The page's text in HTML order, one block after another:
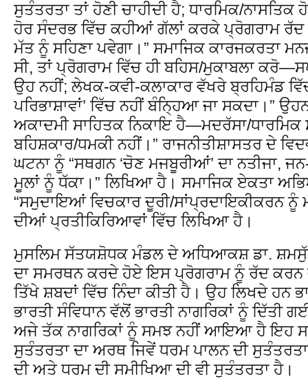
ਸੁਤੰਤਰਤਾ ਤਾਂ ਹੋਣੀ ਚਾਹੀਦੀ ਹੈ; ਧਾਰਮਿਕ/ਨਾਸਤਿਕ
ਹੋਰ ਸੰਦਰਭ ਵਿੱਚ ਕਹੀਆਂ ਗੱਲਾਂ ਕਰਕੇ ਪ੍ਰੋਗਰਾਮ ਰੱਦ
ਮੱਤ ਨੂੰ ਸਹਿਣਾ ਪਵੇਗਾ।” ਸਮਾਜਿਕ ਕਾਰਜਕਰਤਾ
ਸੀ, ਤਾਂ ਪ੍ਰੋਗਰਾਮ ਵਿੱਚ ਹੀ ਬਹਿਸ/ਮੁਕਾਬਲਾ
ਉਹ ਨਹੀਂ; ਲੇਖਕ-ਕਵੀ-ਕਲਾਕਾਰ ਵੱਖਰੇ ਬ੍ਰਹਿਮੰਡ
ਪਰਿਭਾਸ਼ਾਵਾਂ’ ਵਿੱਚ ਨਹੀਂ ਬੰਨ੍ਹਿਆ ਜਾ ਸਕਦਾ।”
ਅਕਾਦਮੀ ਸਾਹਿਤਕ ਨਿਕਾਇ ਹੈ—ਮਦਰੱਸਾ/ਧਾਰਮਿਕ
ਬਹਿਸ਼ਕਾਰ/ਧਮਕੀ ਨਹੀਂ।” ਰਾਜਨੀਤੀਸ਼ਾਸਤਰ ਦੇ
ਘਟਨਾ ਨੂੰ “ਸਥਗਨ ‘ਚੋਣ ਮਜਬੂਰੀਆਂ’ ਦਾ ਨਤੀਜਾ,
ਮੂਲਾਂ ਨੂੰ ਧੱਕਾ।” ਲਿਖਿਆ ਹੈ। ਸਮਾਜਿਕ ਏਕਤਾ
“ਸਮੁਦਾਇਆਂ ਵਿਚਕਾਰ ਦੂਰੀ/ਸਾਂਪ੍ਰਦਾਇਕੀਕਰਨ ਨੂੰ
ਦੀਆਂ ਪ੍ਰਤੀਕਿਰਿਆਵਾਂ ਵਿੱਚ ਲਿਖਿਆ ਹੈ।
ਮੁਸਲਿਮ ਸੱਤਯਸ਼ੋਧਕ ਮੰਡਲ ਦੇ ਅਧਿਆਕਸ਼ ਡਾ.
ਦਾ ਸਮਰਥਨ ਕਰਦੇ ਹੋਏ ਇਸ ਪ੍ਰੋਗਰਾਮ ਨੂੰ ਰੱਦ ਕਰਨ
ਤਿੱਖੇ ਸ਼ਬਦਾਂ ਵਿੱਚ ਨਿੰਦਾ ਕੀਤੀ ਹੈ। ਉਹ ਲਿਖਦੇ
ਭਾਰਤੀ ਸੰਵਿਧਾਨ ਵੱਲੋਂ ਭਾਰਤੀ ਨਾਗਰਿਕਾਂ ਨੂੰ ਦਿੱਤੀ
ਅਜੇ ਤੱਕ ਨਾਗਰਿਕਾਂ ਨੂੰ ਸਮਝ ਨਹੀਂ ਆਇਆ ਹੈ ਇਹ
ਸੁਤੰਤਰਤਾ ਦਾ ਅਰਥ ਜਿਵੇਂ ਧਰਮ ਪਾਲਨ ਦੀ
ਦੀ ਅਤੇ ਧਰਮ ਦੀ ਸਮੀਖਿਆ ਦੀ ਵੀ ਸੁਤੰਤਰਤਾ ਹੈ।